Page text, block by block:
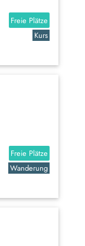
Freie Plätze
Kurs
Freie Plätze
Wanderung